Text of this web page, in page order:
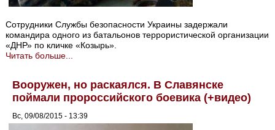
Сотрудники Службы безопасности Украины задержали
командира одного из батальонов террористической организации
«ДНР» по кличке «Козырь».
Читать больше...
Вооружен, но раскаялся. В Славянске
поймали пророссийского боевика (+видео)
Вс, 09/08/2015 - 13:39